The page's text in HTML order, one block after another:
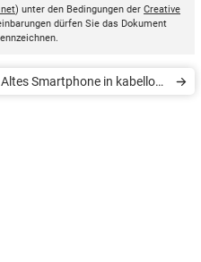
) unter den Bedingungen der Creative
dürfen Sie das Dokument
Altes Smartphone in kabellose